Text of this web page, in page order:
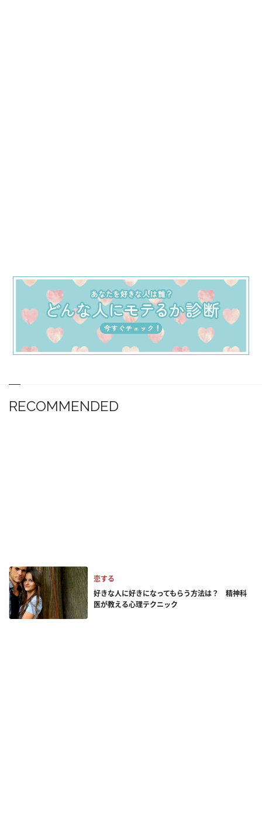
RECOMMENDED
恋する
好きな人に好きになってもらう方法は？ 精神科
医が教える心理テクニック